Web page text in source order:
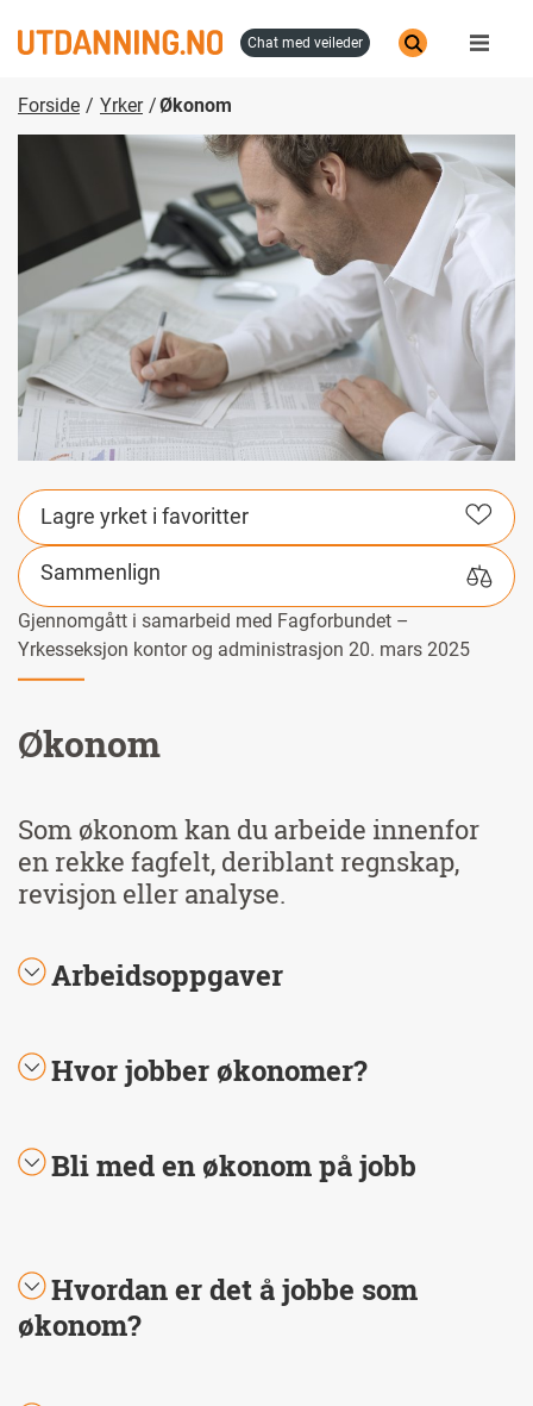
til
chat med veileder
Forside Yrker Økonom
Lagre yrket i favoritter
Sammenlign
Gjennomgått i samarbeid med Fagforbundet –
Yrkesseksjon kontor og administrasjon 20. mars 2025
Økonom
Som økonom kan du arbeide innenfor
en rekke fagfelt, deriblant regnskap,
revisjon eller analyse.
Arbeidsoppgaver
Hvor jobber økonomer?
Bli med en økonom på jobb
Hvordan er det å jobbe som
økonom?